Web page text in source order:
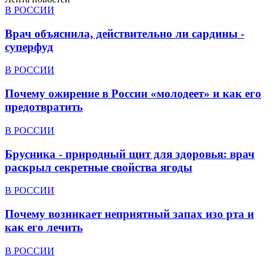
В РОССИИ
Врач объяснила, действительно ли сардины -
суперфуд
В РОССИИ
Почему ожирение в России «молодеет» и как его
предотвратить
В РОССИИ
Брусника - природный щит для здоровья: врач
раскрыл секретные свойства ягоды
В РОССИИ
Почему возникает неприятный запах изо рта и
как его лечить
В РОССИИ